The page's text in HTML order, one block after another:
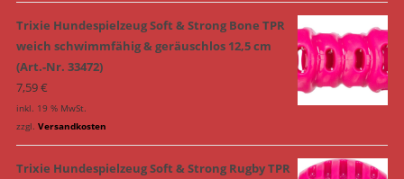
Trixie Hundespielzeug Soft & Strong Bone TPR
weich schwimmfähig & geräuschlos 12,5 cm
(Art.-Nr. 33472)
7,59€
inkl. 19 % MwSt.
zzgl. Versandkosten
Trixie Hundespielzeug Soft & Strong Rugby TPR